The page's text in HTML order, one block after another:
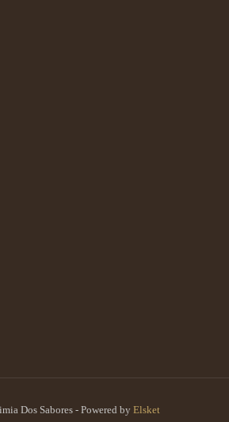
Dos Sabores - Powered by Elsket